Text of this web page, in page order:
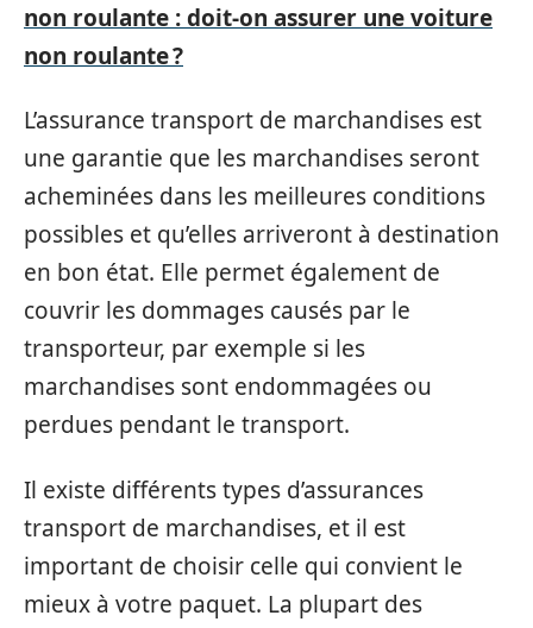
non roulante : doit-on assurer une voiture
non roulante ?
L’assurance transport de marchandises est
une garantie que les marchandises seront
acheminées dans les meilleures conditions
possibles et qu’elles arriveront à destination
en bon état. Elle permet également de
couvrir les dommages causés par le
transporteur, par exemple si les
marchandises sont endommagées ou
perdues pendant le transport.
Il existe différents types d’assurances
transport de marchandises, et il est
important de choisir celle qui convient le
mieux à votre paquet. La plupart des